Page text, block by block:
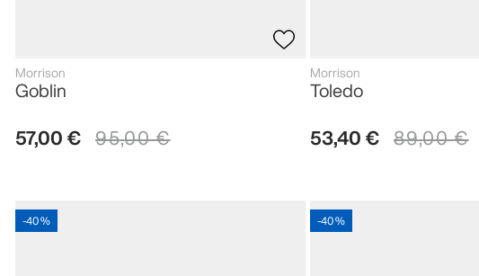
Morrison
Goblin
57,00 € 95,00 €
Morrison
Toledo
53,40 € 89,00 €
-40 % -40 %